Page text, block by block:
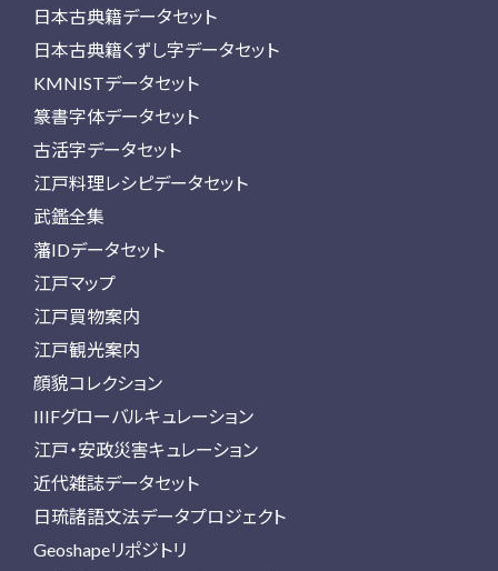
日本古典籍データセット
日本古典籍くずし字データセット
KMNISTデータセット
篆書字体データセット
古活字データセット
江戸料理レシピデータセット
武鑑全集
藩IDデータセット
江戸マップ
江戸買物案内
江戸観光案内
顔貌コレクション
IIIFグローバルキュレーション
江戸・安政災害キュレーション
近代雑誌データセット
日琉諸語文法データプロジェクト
Geoshapeリポジトリ